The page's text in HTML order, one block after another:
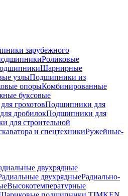
зарубежного
Роликовые
Шарнирные
узлыПодшипники из
опорыКомбинированные
буксовые
грохотовПодшипники для
дробилокПодшипники для
для строительной
и спецтехникиРужейные-
двухрядные
двухрядныеРадиально-
Высокотемпературные